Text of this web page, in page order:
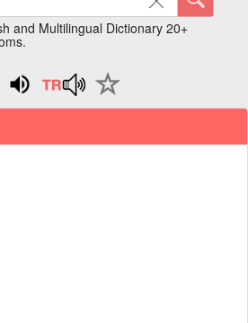
and Multilingual Dictionary 20+